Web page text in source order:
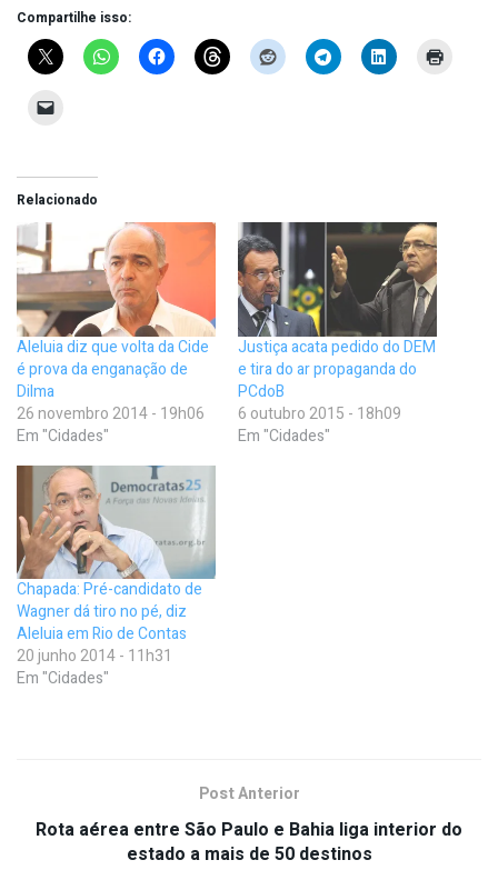
Compartilhe isso:
Relacionado
Aleluia diz que volta da Cide
é prova da enganação de
Dilma
26 novembro 2014 - 19h06
Em "Cidades"
Justiça acata pedido do DEM
e tira do ar propaganda do
PCdoB
6 outubro 2015 - 18h09
Em "Cidades"
Chapada: Pré-candidato de
Wagner dá tiro no pé, diz
Aleluia em Rio de Contas
20 junho 2014 - 11h31
Em "Cidades"
Post Anterior
Rota aérea entre São Paulo e Bahia liga interior do
estado a mais de 50 destinos